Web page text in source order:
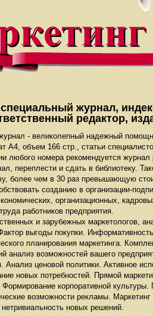
журнал,
редактор,
- великолепный надежный
А4, объем 166 стр., статьи
любого номера рекомендуется
переплести и сдать в библиотеку.
более чем в 30 раз превышающую
созданию в организации-
организационных,
работников предприятия.
и зарубежных маркетологов,
выгоды покупки.
планирования маркетинга.
анализ возможностей вашего
Анализ ценовой политики. Активное
новых потребностей. Прямой
корпоративной
возможности рекламы.
нетривиальность новых решений.